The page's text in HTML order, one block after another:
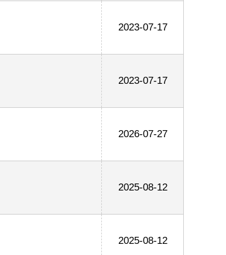
2023-07-17
2023-07-17
2026-07-27
2025-08-12
2025-08-12